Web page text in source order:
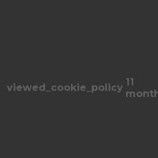
viewed_cookie_policy 11